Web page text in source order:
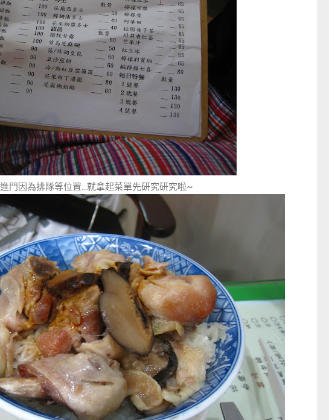
門因為排隊等位置...就拿起菜單先研究研究啦~